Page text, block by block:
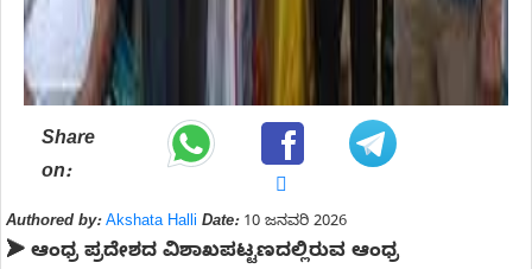
Share
on:
Authored by: Akshata Halli Date:10 ಜನವರಿ 2026
➤ ಆಂಧ್ರ ಪ್ರದೇಶದ ವಿಶಾಖಪಟ್ಟಣದಲ್ಲಿರುವ ಆಂಧ್ರ